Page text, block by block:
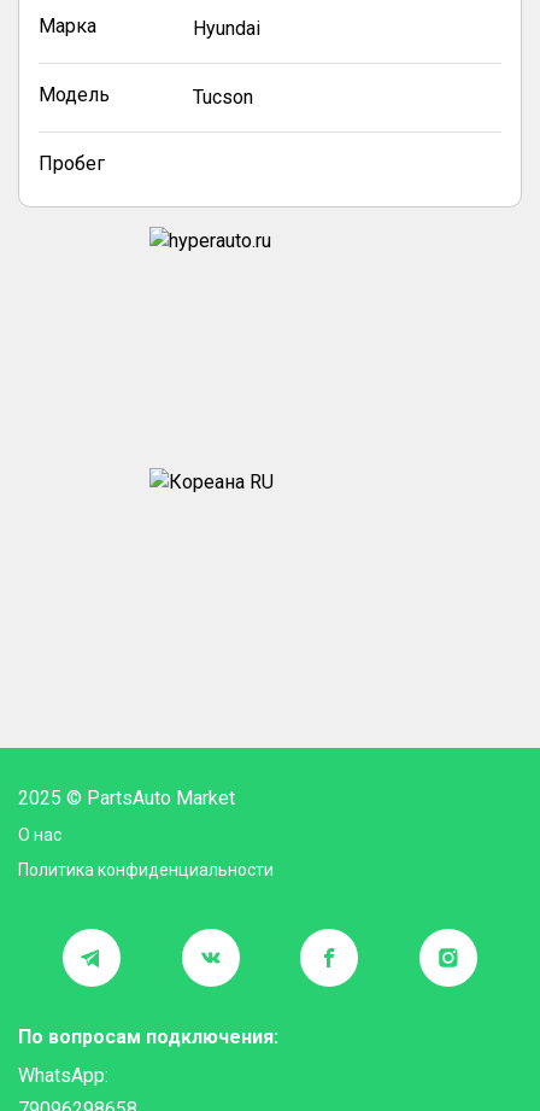
Марка Hyundai
Модель Tucson
Пробег
2025 © PartsAuto Market
О нас
Политика конфиденциальности
По вопросам подключения:
WhatsApp: